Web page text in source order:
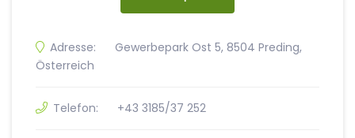
Adresse:
Gewerbepark Ost 5, 8504 Preding,
Österreich
Telefon: +43 3185/37 252